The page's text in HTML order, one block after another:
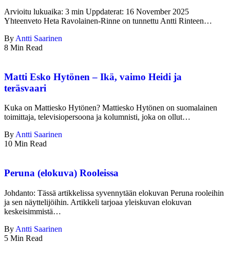
Arvioitu lukuaika: 3 min Uppdaterat: 16 November 2025
Yhteenveto Heta Ravolainen-Rinne on tunnettu Antti Rinteen…
By Antti Saarinen
8 Min Read
Matti Esko Hytönen – Ikä, vaimo Heidi ja
teräsvaari
Kuka on Mattiesko Hytönen? Mattiesko Hytönen on suomalainen
toimittaja, televisiopersoona ja kolumnisti, joka on ollut…
ByAntti Saarinen
10 Min Read
Peruna (elokuva) Rooleissa
Johdanto: Tässä artikkelissa syvennytään elokuvan Peruna rooleihin
ja sen näyttelijöihin. Artikkeli tarjoaa yleiskuvan elokuvan
keskeisimmistä…
By Antti Saarinen
5 Min Read